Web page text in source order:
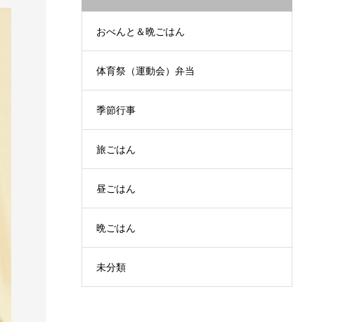
おべんと＆晩ごはん
体育祭（運動会）弁当
季節行事
旅ごはん
昼ごはん
晩ごはん
未分類